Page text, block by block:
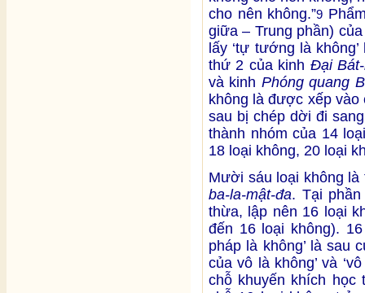
cho nên không.”9
giữa – Trung phần)
lấy ‘tự tướng là
thứ 2 của kinh Đại
và kinh Phóng quang
không là được xếp vào
sau bị chép dời đi
thành nhóm của 14
18 loại không, 20 loại
Mười sáu loại không
ba-la-mật-đa. Tại
thừa, lập nên 16 loại
đến 16 loại không).
pháp là không’ là sau
của vô là không’ và
chỗ khuyến khích học